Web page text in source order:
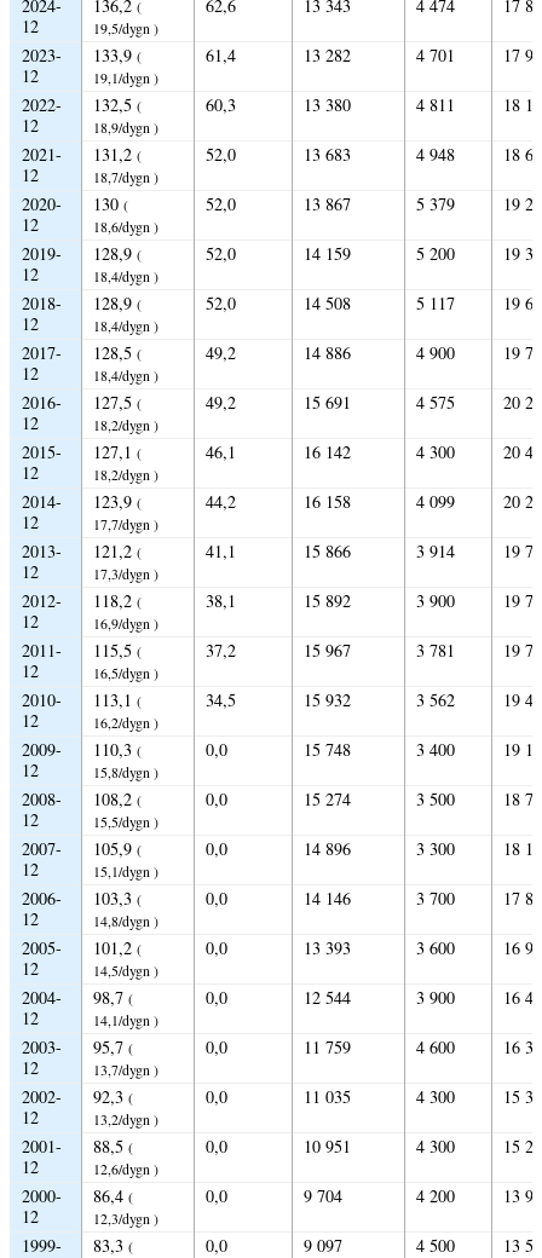
2024-
12
136,2 (
19,5/dygn )
62,6 13 343 4 474 17
2023-
12
133,9 (
19,1/dygn )
61,4 13 282 4 701 17
2022-
12
132,5 (
18,9/dygn )
60,3 13 380 4 811 18
2021-
12
131,2 (
18,7/dygn )
52,0 13 683 4 948 18
2020-
12
130 (
18,6/dygn )
52,0 13 867 5 379 19
2019-
12
128,9 (
18,4/dygn )
52,0 14 159 5 200 19
2018-
12
128,9 (
18,4/dygn )
52,0 14 508 5 117 19
2017-
12
128,5 (
18,4/dygn )
49,2 14 886 4 900 19
2016-
12
127,5 (
18,2/dygn )
49,2 15 691 4 575 20
2015-
12
127,1 (
18,2/dygn )
46,1 16 142 4 300 20
2014-
12
123,9 (
17,7/dygn )
44,2 16 158 4 099 20
2013-
12
121,2 (
17,3/dygn )
41,1 15 866 3 914 19
2012-
12
118,2 (
16,9/dygn )
38,1 15 892 3 900 19
2011-
12
115,5 (
16,5/dygn )
37,2 15 967 3 781 19
2010-
12
113,1 (
16,2/dygn )
34,5 15 932 3 562 19
2009-
12
110,3 (
15,8/dygn )
0,0 15 748 3 400 19
2008-
12
108,2 (
15,5/dygn )
0,0 15 274 3 500 18
2007-
12
105,9 (
15,1/dygn )
0,0 14 896 3 300 18
2006-
12
103,3 (
14,8/dygn )
0,0 14 146 3 700 17
2005-
12
101,2 (
14,5/dygn )
0,0 13 393 3 600 16
2004-
12
98,7 (
14,1/dygn )
0,0 12 544 3 900 16
2003-
12
95,7 (
13,7/dygn )
0,0 11 759 4 600 16
2002-
12
92,3 (
13,2/dygn )
0,0 11 035 4 300 15
2001-
12
88,5 (
12,6/dygn )
0,0 10 951 4 300 15
2000-
12
86,4 (
12,3/dygn )
0,0 9 704 4 200 13
1999-
83,3 (
0,0 9 097 4 500 13